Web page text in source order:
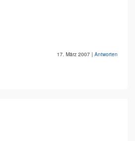
17. März 2007 | Antworten